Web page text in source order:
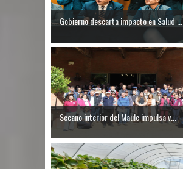
Gobierno descarta impacto en Salud ...
Secano interior del Maule impulsa v...